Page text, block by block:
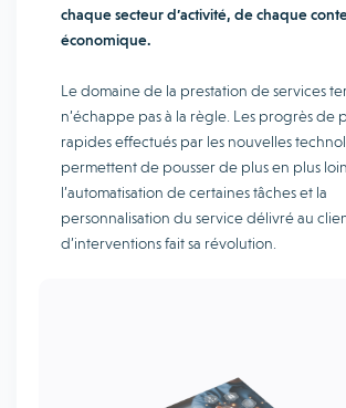
chaque secteur d’activité, de chaque
économique.
Le domaine de la prestation de services
n’échappe pas à la règle. Les progrès de
rapides effectués par les nouvelles
permettent de pousser de plus en plus loin
l’automatisation de certaines tâches et la
personnalisation du service délivré au
d’interventions fait sa révolution.